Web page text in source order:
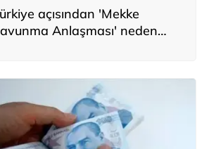
açısından 'Mekke
Anlaşması' neden